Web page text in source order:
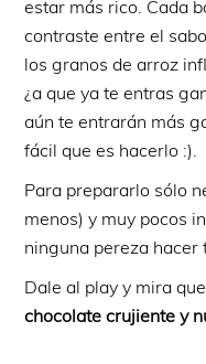
estar más rico. Cada
contraste entre el
los granos de arroz
¿a que ya te entras
aún te entrarán más
fácil que es hacerlo :).
Para prepararlo sólo
menos) y muy pocos
ninguna pereza hacer
Dale al play y mira
chocolate crujiente y